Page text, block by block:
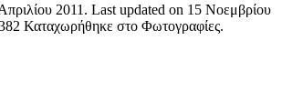
2011 . Last updated on 15 Νοεμβρίου
Καταχωρήθηκε στο Φωτογραφίες.